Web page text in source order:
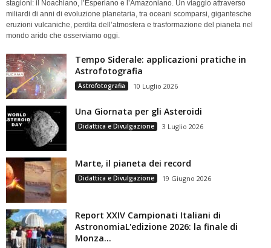
stagioni: il Noachiano, l’Esperiano e l’Amazoniano. Un viaggio attraverso
miliardi di anni di evoluzione planetaria, tra oceani scomparsi, gigantesche
eruzioni vulcaniche, perdita dell’atmosfera e trasformazione del pianeta nel
mondo arido che osserviamo oggi.
Tempo Siderale: applicazioni pratiche in
Astrofotografia
Astrofotografia 10 Luglio 2026
Una Giornata per gli Asteroidi
Didattica e Divulgazione 3 Luglio 2026
Marte, il pianeta dei record
Didattica e Divulgazione 19 Giugno 2026
Report XXIV Campionati Italiani di
AstronomiaL'edizione 2026: la finale di
Monza...